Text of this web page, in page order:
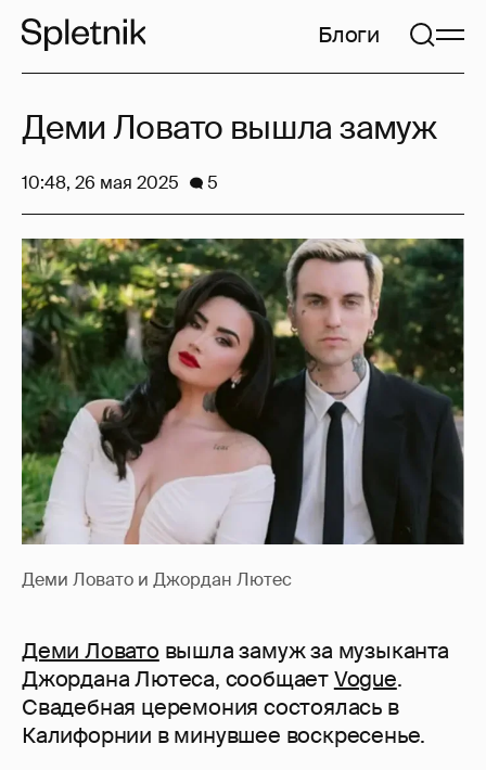
Блоги
Деми Ловато и Джордан Лютес
Деми Ловато вышла замуж за музыканта
Джордана Лютеса, сообщаетVogue.
Свадебная церемония состоялась в
Калифорнии в минувшее воскресенье.
Деми Ловато вышла замуж
10:48, 26 мая 2025 5